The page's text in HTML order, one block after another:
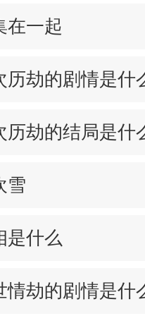
在一起
历劫的剧情是什
历劫的结局是什
雪
是什么
情劫的剧情是什